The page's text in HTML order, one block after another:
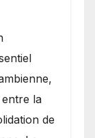
entre la
de